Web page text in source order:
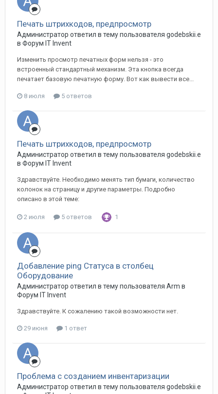
Печать штрихкодов, предпросмотр
Администратор ответил в тему пользователя godebskii.e
в Форум IT Invent
Изменить просмотр печатных форм нельзя - это
встроенный стандартный механизм. Эта кнопка всегда
печатает базовую печатную форму. Вот как вывести все...
8 июля 5 ответов
Печать штрихкодов, предпросмотр
Администратор ответил в тему пользователя godebskii.e
в Форум IT Invent
Здравствуйте. Необходимо менять тип бумаги, количество
колонок на страницу и другие параметры. Подробно
описано в этой теме:
2 июля 5 ответов 1
Добавление ping Статуса в столбец
Оборудование
Администратор ответил в тему пользователя Arm в
Форум IT Invent
Здравствуйте. К сожалению такой возможности нет.
29 июня 1 ответ
Проблема с созданием инвентаризации
Администратор ответил в тему пользователя godebskii.e